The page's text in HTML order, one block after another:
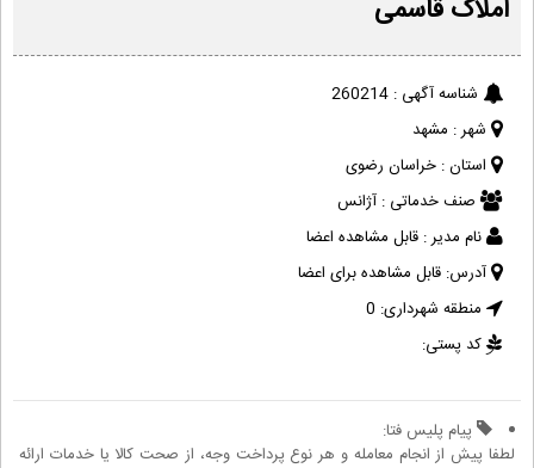
املاک قاسمی
شناسه آگهی : 260214
شهر : مشهد
استان : خراسان رضوی
صنف خدماتی : آژانس
نام مدیر : قابل مشاهده اعضا
آدرس: قابل مشاهده برای اعضا
منطقه شهرداری: 0
کد پستی:
پیام پلیس فتا:
لطفا پیش از انجام معامله و هر نوع پرداخت وجه، از صحت کالا یا خدمات ارائه